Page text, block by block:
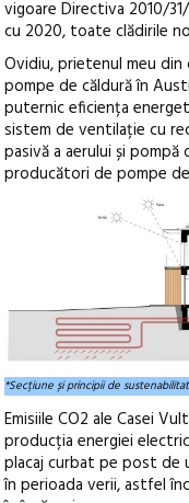
vigoare Directiva 2010/
cu 2020, toate clădirile
Ovidiu, prietenul meu
pompe de căldură în
puternic eficiența
sistem de ventilație cu
pasivă a aerului și
producători de pompe
*Secțiune și principii de
Emisiile CO2 ale Casei
producția energiei
placaj curbat pe post de
în perioada verii, astfel